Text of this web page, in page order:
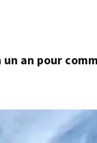
an pour